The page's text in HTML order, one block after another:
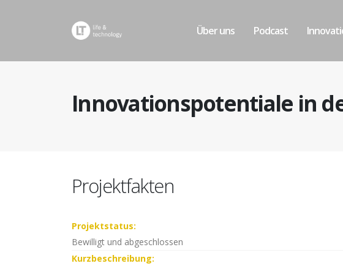
Über uns Podcast
Innovationspotentiale in
Projektfakten
Projektstatus:
Bewilligt und abgeschlossen
Kurzbeschreibung: